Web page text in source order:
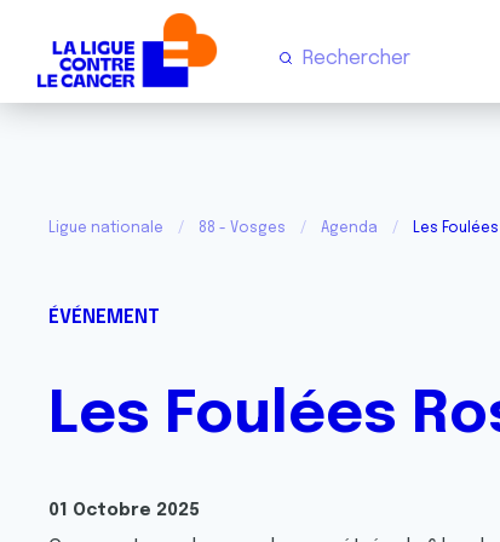
Ligue nationale 88 - Vosges Agenda Les
ÉVÉNEMENT
Les Foulées
01 Octobre 2025